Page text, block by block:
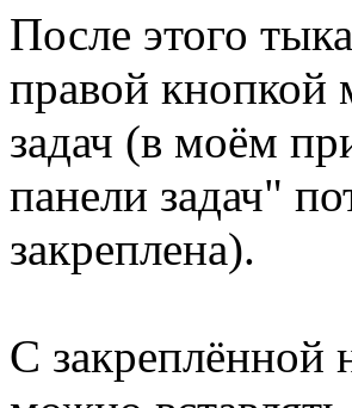
После этого
правой кнопкой
задач (в моём
панели задач"
закреплена).
С закреплённой